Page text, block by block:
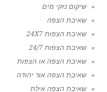
שיקום נזקי מים
שאיבת הצפה
שאיבת הצפות 24X7
שאיבת הצפות 24/7
שאיבת הצפה או הצפות
שאיבת הצפה אור יהודה
שאיבת הצפה אילת